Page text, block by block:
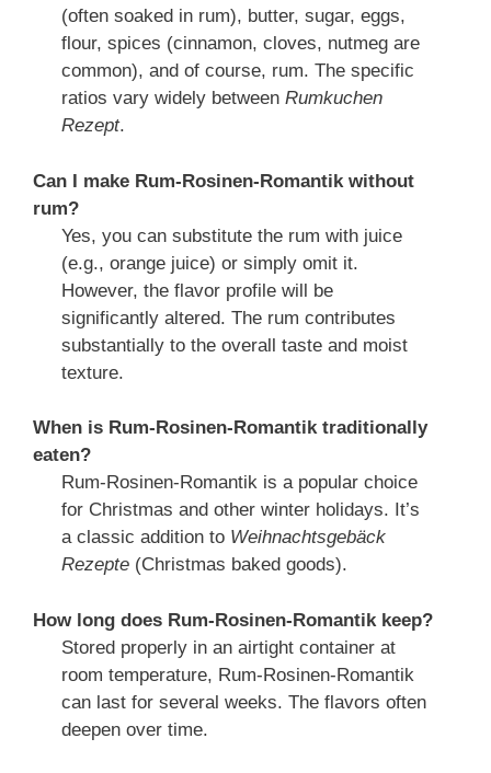
(often soaked in rum), butter, sugar, eggs,
flour, spices (cinnamon, cloves, nutmeg are
common), and of course, rum. The specific
ratios vary widely between Rumkuchen
Rezept.
Can I make Rum-Rosinen-Romantik without
rum?
Yes, you can substitute the rum with juice
(e.g., orange juice) or simply omit it.
However, the flavor profile will be
significantly altered. The rum contributes
substantially to the overall taste and moist
texture.
When is Rum-Rosinen-Romantik traditionally
eaten?
Rum-Rosinen-Romantik is a popular choice
for Christmas and other winter holidays. It’s
a classic addition to Weihnachtsgebäck
Rezepte(Christmas baked goods).
How long does Rum-Rosinen-Romantik keep?
Stored properly in an airtight container at
room temperature, Rum-Rosinen-Romantik
can last for several weeks. The flavors often
deepen over time.